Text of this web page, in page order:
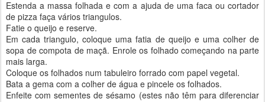
Estenda a massa folhada e com a ajuda de uma faca ou cortador
de pizza faça vários triangulos.
Fatie o queijo e reserve.
Em cada triangulo, coloque uma fatia de queijo e uma colher de
sopa de compota de maçã. Enrole os folhado começando na parte
mais larga.
Coloque os folhados num tabuleiro forrado com papel vegetal.
Bata a gema com a colher de água e pincele os folhados.
Enfeite com sementes de sésamo (estes não têm para diferenciar